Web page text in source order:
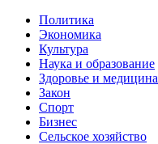
Политика
Экономика
Культура
Наука и образование
Здоровье и медицина
Закон
Спорт
Бизнес
Сельское хозяйство